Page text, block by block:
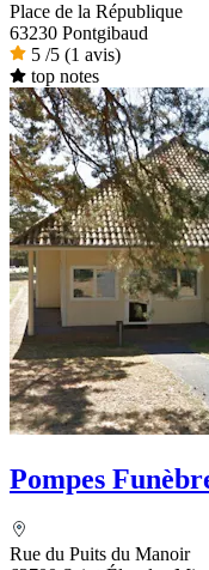
Place de la République
63230 Pontgibaud
5 /5 (1 avis)
top notes
Pompes
Rue du Puits du Manoir